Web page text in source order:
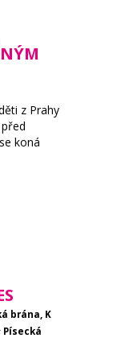
z Prahy
koná
brána, K
Písecká